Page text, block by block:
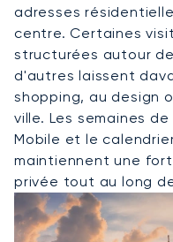
adresses
centre. Certaines
structurées autour
d'autres laissent
shopping, au design
ville. Les semaines
Mobile et le
maintiennent une
privée tout au long